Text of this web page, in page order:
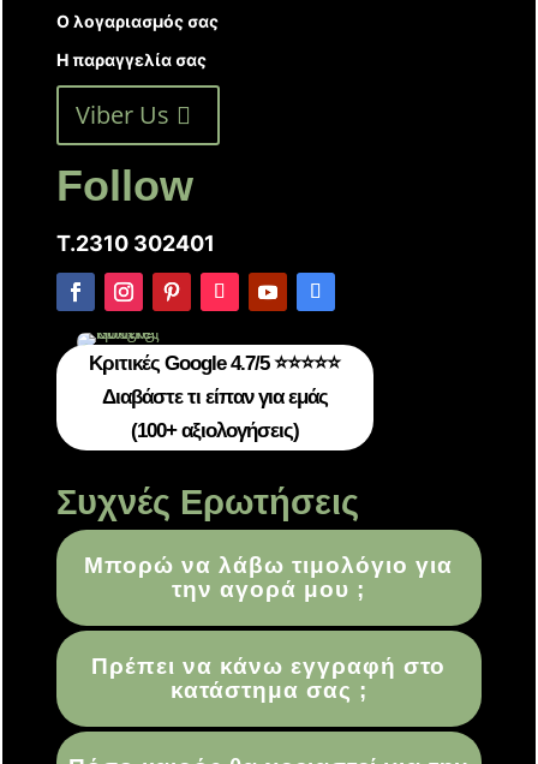
Ο λογαριασμός σας
Η παραγγελία σας
Viber Us
Follow
T.2310 302401
Κριτικές Google 4.7/5 ⭐⭐⭐⭐⭐
Διαβάστε τι είπαν για εμάς
(100+ αξιολογήσεις)
Συχνές Ερωτήσεις
Μπορώ να λάβω τιμολόγιο για
την αγορά μου ;
Πρέπει να κάνω εγγραφή στο
κατάστημα σας ;